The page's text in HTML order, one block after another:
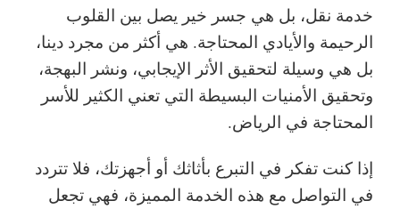
خدمة نقل، بل هي جسر خير يصل بين القلوب
الرحيمة والأيادي المحتاجة. هي أكثر من مجرد دينا،
بل هي وسيلة لتحقيق الأثر الإيجابي، ونشر البهجة،
وتحقيق الأمنيات البسيطة التي تعني الكثير للأسر
المحتاجة في الرياض.
إذا كنت تفكر في التبرع بأثاثك أو أجهزتك، فلا تتردد
في التواصل مع هذه الخدمة المميزة، فهي تجعل